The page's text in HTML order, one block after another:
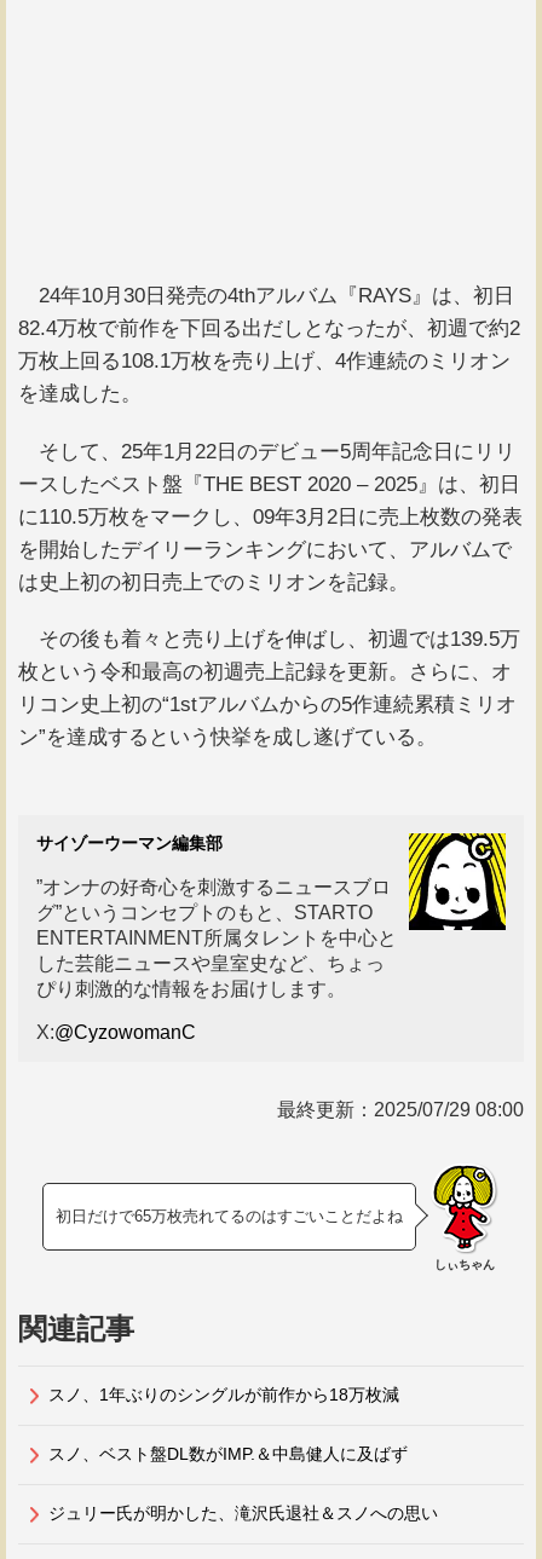
24年10月30日発売の4thアルバム『RAYS』は、初日
82.4万枚で前作を下回る出だしとなったが、初週で約2
万枚上回る108.1万枚を売り上げ、4作連続のミリオン
を達成した。
そして、25年1月22日のデビュー5周年記念日にリリ
ースしたベスト盤『THE BEST 2020 – 2025』は、初日
に110.5万枚をマークし、09年3月2日に売上枚数の発表
を開始したデイリーランキングにおいて、アルバムで
は史上初の初日売上でのミリオンを記録。
その後も着々と売り上げを伸ばし、初週では139.5万
枚という令和最高の初週売上記録を更新。さらに、オ
リコン史上初の“1stアルバムからの5作連続累積ミリオ
ン”を達成するという快挙を成し遂げている。
サイゾーウーマン編集部
”オンナの好奇心を刺激するニュースブロ
グ”というコンセプトのもと、STARTO
ENTERTAINMENT所属タレントを中心と
した芸能ニュースや皇室史など、ちょっ
ぴり刺激的な情報をお届けします。
X:@CyzowomanC
最終更新： 2025/07/29 08:00
初日だけで65万枚売れてるのはすごいことだよね
しぃちゃん
関連記事
スノ、1年ぶりのシングルが前作から18万枚減
スノ、ベスト盤DL数がIMP.＆中島健人に及ばず
ジュリー氏が明かした、滝沢氏退社＆スノへの思い